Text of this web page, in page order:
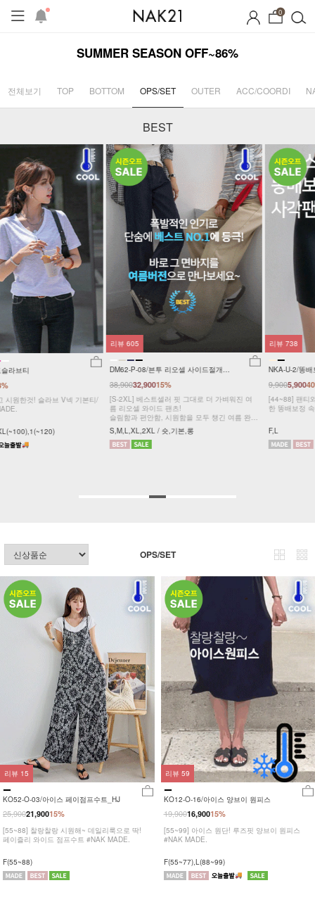
0
1+1 기획세트 자체제작 여름 잠옷 장마템 기
SUMMER SEASON OFF~86%
전체보기 TOP BOTTOM OPS/SET OUTER ACC/COORDI
BEST
DM62-P-08/븐투 리오셀 사이드절개팬
38,900
[S-2XL] 베스트셀러 핏 그대로 더 가벼워진 여
름 리오셀 와이드 팬츠!
슬림함과 편안함, 시원함을 모두 챙긴 여름 완전
정복 팬츠
S,M,L,XL,2XL / 숏,기본,롱
리뷰605
NKA-U-2/똥배보정 속바지
9,900
[44~88] 팬티와 속바지를 한번에! 가볍고 쫀쫀
한 똥배보정 속바지 #NAK MADE.
F,L
리뷰 738
OPS/SET
KO52-O-03/아이스 페이점프수트_HJ
15%
25,90021,900
[55~88] 찰랑찰랑 시원해~ 데일리룩으로 딱!
페이즐리 와이드 점프수트 #NAK MADE.
F(55~88)
리뷰 15
KO12-O-16/아이스 양브이 원피스
15%
19,90016,900
[55~99] 아이스 원단! 루즈핏 양브이 원피스
#NAK MADE.
F(55~77),L(88~99)
리뷰 59